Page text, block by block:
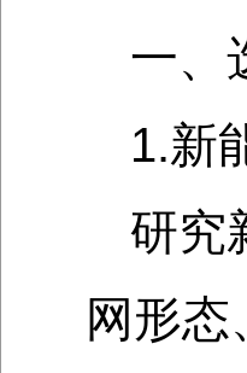
一、
1.新
研究
网形